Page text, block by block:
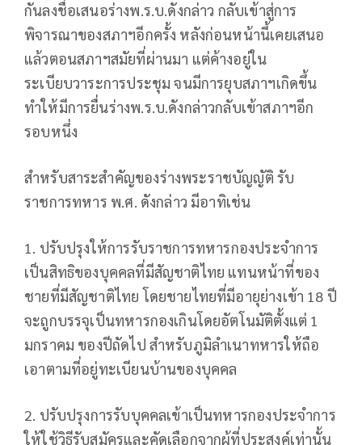
กันลงชื่อเสนอร่างพ.ร.บ.ดังกล่าว กลับเข้าสู่การ
พิจารณาของสภาฯอีกครั้ง หลังก่อนหน้านี้เคยเสนอ
แล้วตอนสภาฯสมัยที่ผ่านมา แต่ค้างอยู่ใน
ระเบียบวาระการประชุม จนมีการยุบสภาฯเกิดขึ้น
ทำให้มีการยื่นร่างพ.ร.บ.ดังกล่าวกลับเข้าสภาฯอีก
รอบหนึ่ง
สำหรับสาระสำคัญของร่างพระราชบัญญัติ รับ
ราชการทหาร พ.ศ. ดังกล่าว มีอาทิเช่น
1. ปรับปรุงให้การรับราชการทหารกองประจำการ
เป็นสิทธิของบุคคลที่มีสัญชาติไทย แทนหน้าที่ของ
ชายที่มีสัญชาติไทย โดยชายไทยที่มีอายุย่างเข้า 18 ปี
จะถูกบรรจุเป็นทหารกองเกินโดยอัตโนมัติตั้งแต่ 1
มกราคม ของปีถัดไป สำหรับภูมิลำเนาทหารให้ถือ
เอาตามที่อยู่ทะเบียนบ้านของบุคคล
2. ปรับปรุงการรับบุคคลเข้าเป็นทหารกองประจำการ
ให้ใช้วิธีรับสมัครและคัดเลือกจากผู้ที่ประสงค์เท่านั้น